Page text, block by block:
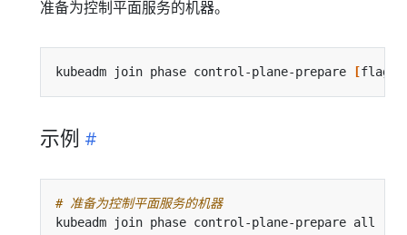
准备为控制平面服务的机器。
kubeadm join phase control-plane-prepare [flags
示例
# 准备为控制平面服务的机器